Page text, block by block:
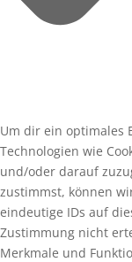
Um dir ein optimales
Technologien wie
und/oder darauf
zustimmst, können
eindeutige IDs auf
Zustimmung nicht
Merkmale und